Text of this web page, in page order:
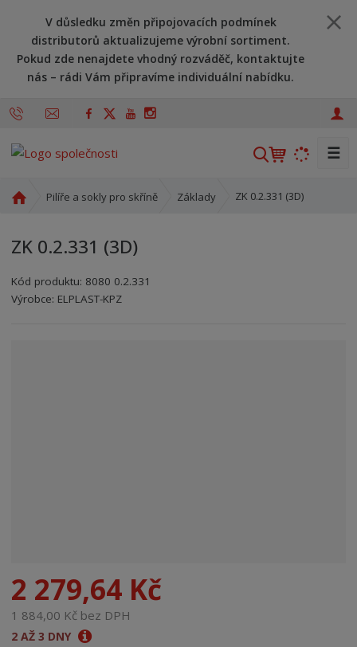
V důsledku změn připojovacích podmínek
distributorů aktualizujeme výrobní sortiment.
Pokud zde nenajdete vhodný rozváděč, kontaktujte
nás – rádi Vám připravíme individuální nabídku.
V
h
☰
d
í
s
Pilíře a sokly pro skříně Základy ZK 0.2.331 (3D)
ZK 0.2.331 (3D)
Kód produktu: 8080 0.2.331
Kód výrobce: 8595208613258
Kód dodavatele:8595208613258
Výrobce: ELPLAST-KPZ
2 279,64 Kč
1 884,00 Kč bez DPH
2 AŽ 3 DNY